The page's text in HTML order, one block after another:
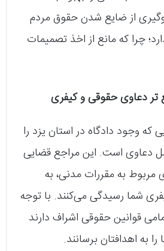
از ضایع شدن حقوق مردم
چرا که مانع از اخذ تصمیمات
دعاوی حقوقی و کیفری
که وجود دادگاه در استان یزد را
دعاوی است. این مراجع قضایی
به مقررات مدنی، به
شما رسیدگی می‌کنند. با توجه
قوانین حقوقی اشراف دارند
به اهدافتان برسانند.